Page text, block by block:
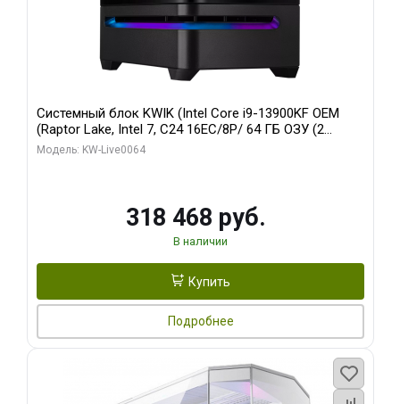
Системный блок KWIK (Intel Core i9-13900KF OEM
(Raptor Lake, Intel 7, C24 16EC/8P/ 64 ГБ ОЗУ (2
модуля)/ ASUS RTX5080 PROART OC 16GB GDDR7
Модель: KW-Live0064
318 468 руб.
В наличии
Купить
Подробнее